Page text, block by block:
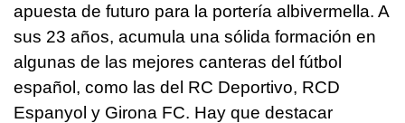
apuesta de futuro para la portería albivermella. A
sus 23 años, acumula una sólida formación en
algunas de las mejores canteras del fútbol
español, como las del RC Deportivo, RCD
Espanyol y Girona FC. Hay que destacar